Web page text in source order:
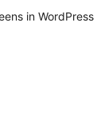
in WordPress